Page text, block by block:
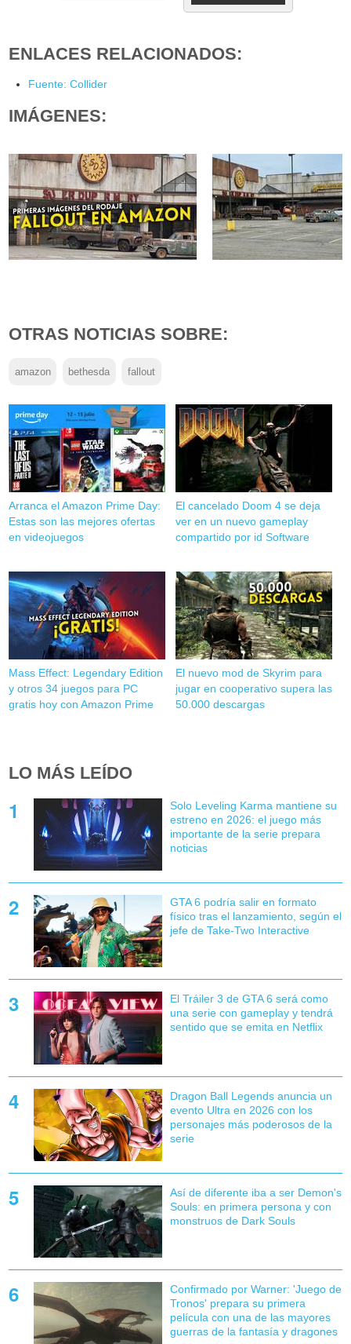
ENLACES RELACIONADOS:
Fuente: Collider
IMÁGENES:
OTRAS NOTICIAS SOBRE:
amazon bethesda fallout
Arranca el Amazon Prime Day:
Estas son las mejores ofertas
en videojuegos
El cancelado Doom 4 se deja
ver en un nuevo gameplay
compartido por id Software
Mass Effect: Legendary Edition
y otros 34 juegos para PC
gratis hoy con Amazon Prime
El nuevo mod de Skyrim para
jugar en cooperativo supera las
50.000 descargas
LO MÁS LEÍDO
Solo Leveling Karma mantiene su
estreno en 2026: el juego más
importante de la serie prepara
noticias
GTA 6 podría salir en formato
físico tras el lanzamiento, según el
jefe de Take-Two Interactive
El Tráiler 3 de GTA 6 será como
una serie con gameplay y tendrá
sentido que se emita en Netflix
Dragon Ball Legends anuncia un
evento Ultra en 2026 con los
personajes más poderosos de la
serie
Así de diferente iba a ser Demon's
Souls: en primera persona y con
monstruos de Dark Souls
Confirmado por Warner: 'Juego de
Tronos' prepara su primera
película con una de las mayores
guerras de la fantasía y dragones